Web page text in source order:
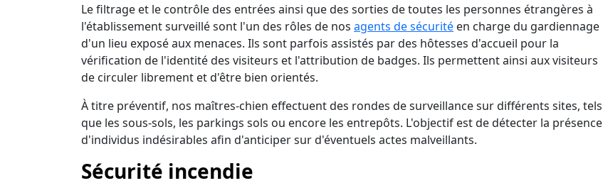
Le filtrage et le contrôle des entrées ainsi que des sorties de toutes les personnes étrangères à
l'établissement surveillé sont l'un des rôles de nos agents de sécurité en charge du gardiennage
d'un lieu exposé aux menaces. Ils sont parfois assistés par des hôtesses d'accueil pour la
vérification de l'identité des visiteurs et l'attribution de badges. Ils permettent ainsi aux visiteurs
de circuler librement et d'être bien orientés.
À titre préventif, nos maîtres-chien effectuent des rondes de surveillance sur différents sites, tels
que les sous-sols, les parkings sols ou encore les entrepôts. L'objectif est de détecter la présence
d'individus indésirables afin d'anticiper sur d'éventuels actes malveillants.
Sécurité incendie